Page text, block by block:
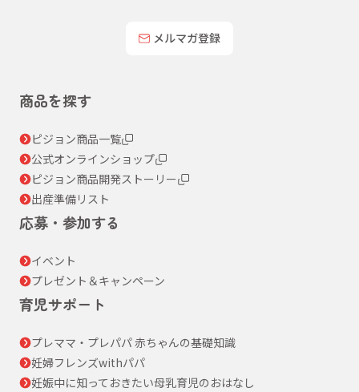
メルマガ登録
商品を探す
ピジョン商品一覧
公式オンラインショップ
ピジョン商品開発ストーリー
出産準備リスト
応募・参加する
イベント
プレゼント＆キャンペーン
育児サポート
プレママ・プレパパ 赤ちゃんの基礎知識
妊婦フレンズwithパパ
妊娠中に知っておきたい母乳育児のおはなし